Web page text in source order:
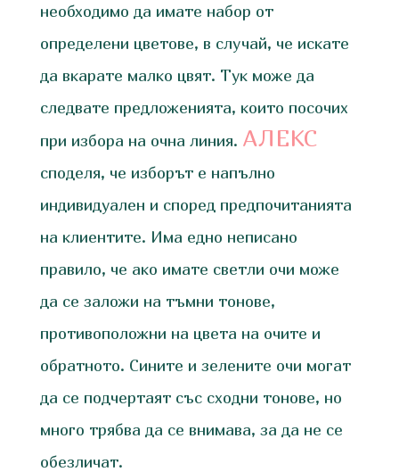
необходимо да имате набор от
определени цветове, в случай, че искате
да вкарате малко цвят. Тук може да
следвате предложенията, които посочих
при избора на очна линия. АЛЕКС
споделя, че изборът е напълно
индивидуален и според предпочитанията
на клиентите. Има едно неписано
правило, че ако имате светли очи може
да се заложи на тъмни тонове,
противоположни на цвета на очите и
обратното. Сините и зелените очи могат
да се подчертаят със сходни тонове, но
много трябва да се внимава, за да не се
обезличат.